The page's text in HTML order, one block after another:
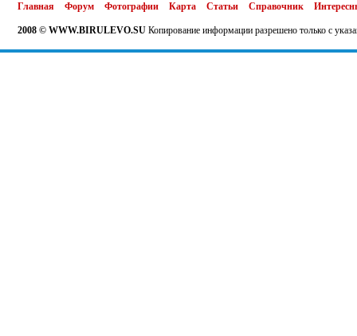
Главная Форум Фотографии Карта Статьи Справочник
2008 © WWW.BIRULEVO.SU Копирование информации разрешено только с